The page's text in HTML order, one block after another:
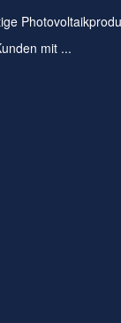
mit ...